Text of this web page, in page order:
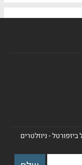
- ניוזלטרים